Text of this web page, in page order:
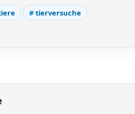
tierversuche